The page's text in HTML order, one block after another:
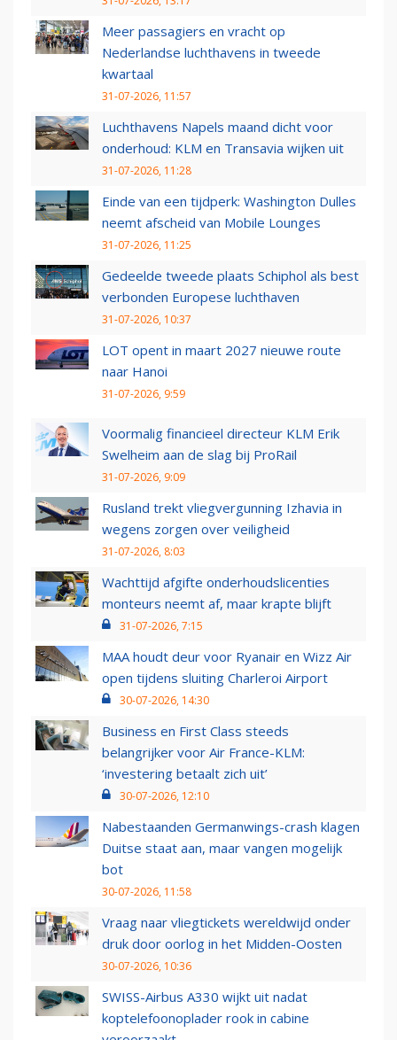
Meer passagiers en vracht op
Nederlandse luchthavens in tweede
kwartaal
31-07-2026, 11:57
Luchthavens Napels maand dicht voor
onderhoud: KLM en Transavia wijken uit
31-07-2026, 11:28
Einde van een tijdperk: Washington Dulles
neemt afscheid van Mobile Lounges
31-07-2026, 11:25
Gedeelde tweede plaats Schiphol als best
verbonden Europese luchthaven
31-07-2026, 10:37
LOT opent in maart 2027 nieuwe route
naar Hanoi
31-07-2026, 9:59
Voormalig financieel directeur KLM Erik
Swelheim aan de slag bij ProRail
31-07-2026, 9:09
Rusland trekt vliegvergunning Izhavia in
wegens zorgen over veiligheid
31-07-2026, 8:03
Wachttijd afgifte onderhoudslicenties
monteurs neemt af, maar krapte blijft
31-07-2026, 7:15
MAA houdt deur voor Ryanair en Wizz Air
open tijdens sluiting Charleroi Airport
30-07-2026, 14:30
Business en First Class steeds
belangrijker voor Air France-KLM:
‘investering betaalt zich uit’
30-07-2026, 12:10
Nabestaanden Germanwings-crash klagen
Duitse staat aan, maar vangen mogelijk
bot
30-07-2026, 11:58
Vraag naar vliegtickets wereldwijd onder
druk door oorlog in het Midden-Oosten
30-07-2026, 10:36
SWISS-Airbus A330 wijkt uit nadat
koptelefoonoplader rook in cabine